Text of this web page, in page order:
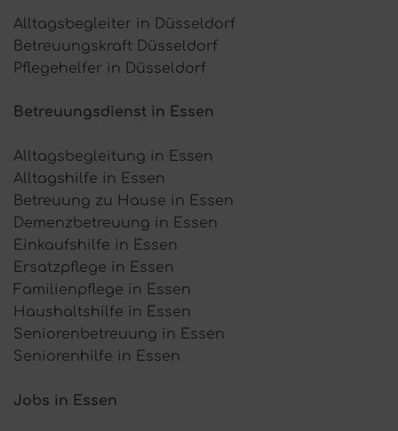
Alltagsbegleiter in Düsseldorf
Betreuungskraft Düsseldorf
Pflegehelfer in Düsseldorf
Betreuungsdienst in Essen
Alltagsbegleitung in Essen
Alltagshilfe in Essen
Betreuung zu Hause in Essen
Demenzbetreuung in Essen
Einkaufshilfe in Essen
Ersatzpflege in Essen
Familienpflege in Essen
Haushaltshilfe in Essen
Seniorenbetreuung in Essen
Seniorenhilfe in Essen
Jobs in Essen